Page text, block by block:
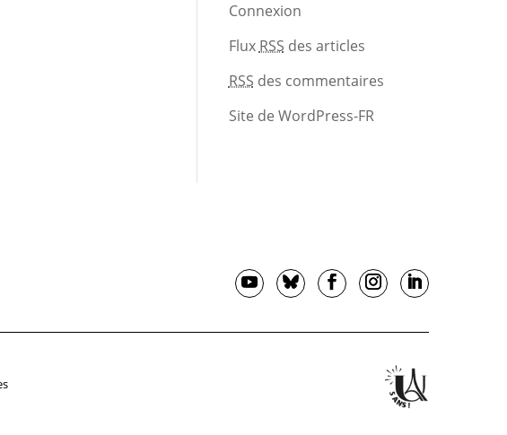
Connexion
Flux RSS des articles
RSS des commentaires
Site de WordPress-FR